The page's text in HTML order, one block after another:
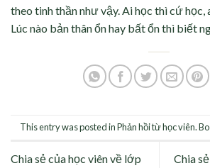
theo tinh thần như vậy. Ai học thì cứ học,
Lúc nào bản thân ổn hay bất ổn thì biết
This entry was posted inPhản hồi từ học viên.
Chia sẻ của học viên về lớp
Chia